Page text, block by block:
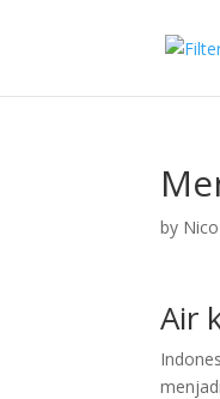
by
Air